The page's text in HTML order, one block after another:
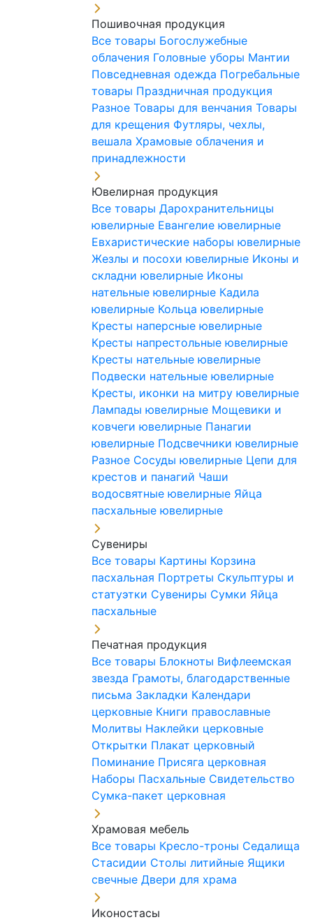
Пошивочная продукция
Все товары Богослужебные
облачения Головные уборы Мантии
Повседневная одежда Погребальные
товары Праздничная продукция
Разное Товары для венчания Товары
для крещения Футляры, чехлы,
вешала Храмовые облачения и
принадлежности
Ювелирная продукция
Все товары Дарохранительницы
ювелирные Евангелие ювелирные
Евхаристические наборы ювелирные
Жезлы и посохи ювелирные Иконы и
складни ювелирные Иконы
нательные ювелирные Кадила
ювелирные Кольца ювелирные
Кресты наперсные ювелирные
Кресты напрестольные ювелирные
Кресты нательные ювелирные
Подвески нательные ювелирные
Кресты, иконки на митру ювелирные
Лампады ювелирные Мощевики и
ковчеги ювелирные Панагии
ювелирные Подсвечники ювелирные
Разное Сосуды ювелирные Цепи для
крестов и панагий Чаши
водосвятные ювелирные Яйца
пасхальные ювелирные
Сувениры
Все товары Картины Корзина
пасхальная Портреты Скульптуры и
статуэтки Сувениры Сумки Яйца
пасхальные
Печатная продукция
Все товары Блокноты Вифлеемская
звезда Грамоты, благодарственные
письма Закладки Календари
церковные Книги православные
Молитвы Наклейки церковные
Открытки Плакат церковный
Поминание Присяга церковная
Наборы Пасхальные Свидетельство
Сумка-пакет церковная
Храмовая мебель
Все товары Кресло-троны Седалища
Стасидии Столы литийные Ящики
свечные Двери для храма
Иконостасы